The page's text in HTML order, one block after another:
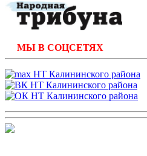
МЫ В СОЦСЕТЯХ